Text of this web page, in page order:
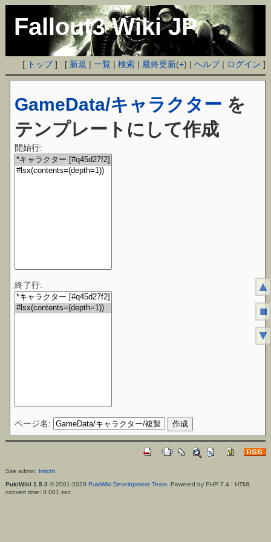
Fallout3 Wiki JP
[ トップ] [ 新規 |一覧 |検索 |最終更新(+) |ヘルプ| ログイン ]
GameData/キャラクター を
テンプレートにして作成
開始行:
終了行:
ページ名:
Site admin: Irrlicht
PukiWiki 1.5.3 © 2001-2020 PukiWiki Development Team. Powered by PHP 7.4 : HTML
convert time: 0.001 sec.
▲
■
▼